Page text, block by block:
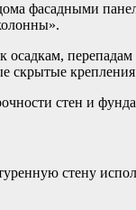
фасадными
стен и
стену